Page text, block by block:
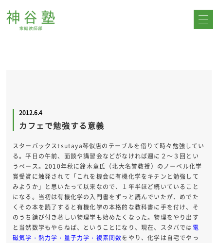
2012.6.4
カフェで勉強する意義
スターバックスtsutaya琴似店のテーブルを借りて時々勉強してい
る。平日の午前、面談や講習会などがなければ週に２～３回とい
うペース。2010年秋に鈴木章氏（北大名誉教授）のノーベル化学
賞受賞に触発されて「これを機会に有機化学をキチンと勉強して
みようか」と思いたって以来なので、１年半ほど続いていること
になる。当初は有機化学の入門書をずっと読んでいたが、めでた
くその本を読了すると有機化学の本格的な教科書に手を付け、そ
のうち錆び付き著しい物理学も始めたくなった。物理をやり出す
と当然数学もやらねば、ということになり、現在、スタバでは電
磁気学・熱力学・量子力学・複素関数をやり、化学は自宅でやっ